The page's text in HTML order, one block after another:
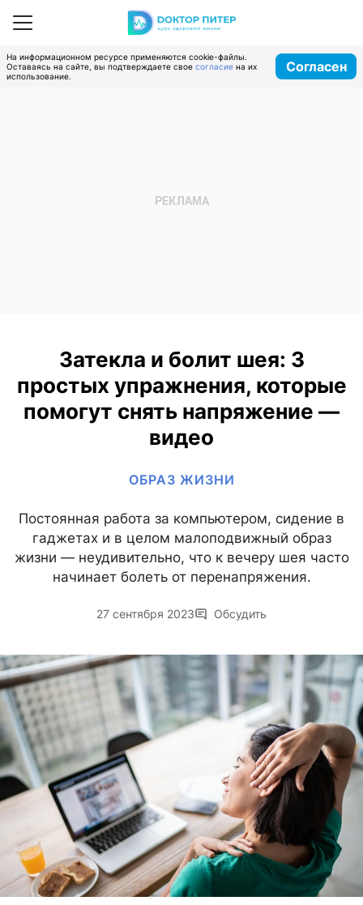
На информационном ресурсе применяются cookie-файлы.
Оставаясь на сайте, вы подтверждаете свое согласие на их
использование.
Согласен
Затекла и болит шея: 3
простых упражнения, которые
помогут снять напряжение —
видео
ОБРАЗ ЖИЗНИ
Постоянная работа за компьютером, сидение в
гаджетах и в целом малоподвижный образ
жизни — неудивительно, что к вечеру шея часто
начинает болеть от перенапряжения.
27 сентября 2023 Обсудить